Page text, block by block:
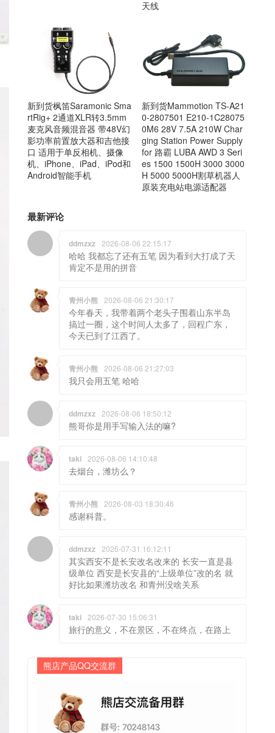
天线
新到货枫笛Saramonic Sma
rtRig+ 2通道XLR转3.5mm
麦克风音频混音器 带48V幻
影功率前置放大器和吉他接
口 适用于单反相机、摄像
机、iPhone、iPad、iPod和
Android智能手机
新到货Mammotion TS-A21
0-2807501 E210-1C28075
0M6 28V 7.5A 210W Char
ging Station Power Supply
for 路霸 LUBA AWD 3 Seri
es 1500 1500H 3000 3000
H 5000 5000H割草机器人
原装充电站电源适配器
最新评论
ddmzxz 2026-08-06 22:15:17
哈哈 我都忘了还有五笔 因为看到大打成了天
肯定不是用的拼音
青州小熊 2026-08-06 21:30:17
今年春天，我带着两个老头子围着山东半岛
搞过一圈，这个时间人太多了，回程广东，
今天已到了江西了。
青州小熊 2026-08-06 21:27:03
我只会用五笔 哈哈
ddmzxz 2026-08-06 18:50:12
熊哥你是用手写输入法的嘛?
taki 2026-08-06 14:10:48
去烟台，潍坊么？
青州小熊 2026-08-03 18:30:46
感谢科普。
ddmzxz 2026-07-31 16:12:11
其实西安不是长安改名改来的 长安一直是县
级单位 西安是长安县的“上级单位”改的名 就
好比如果潍坊改名 和青州没啥关系
taki 2026-07-30 15:06:31
旅行的意义，不在景区，不在终点，在路上
熊店产品QQ交流群